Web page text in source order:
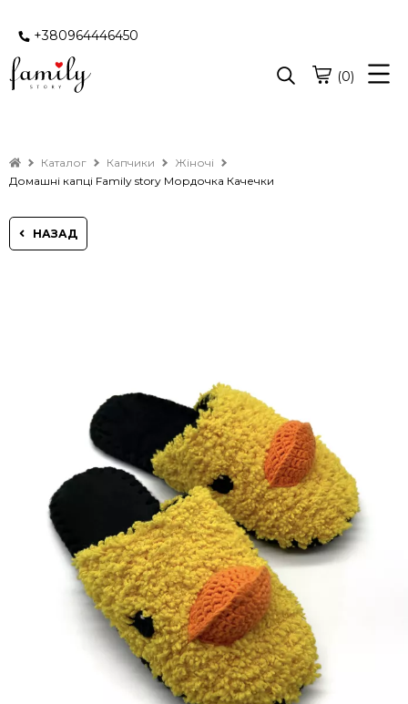
+380964446450
(0)
Каталог Капчики
Жіночі
Домашні капці Family story Мордочка Качечки
НАЗАД